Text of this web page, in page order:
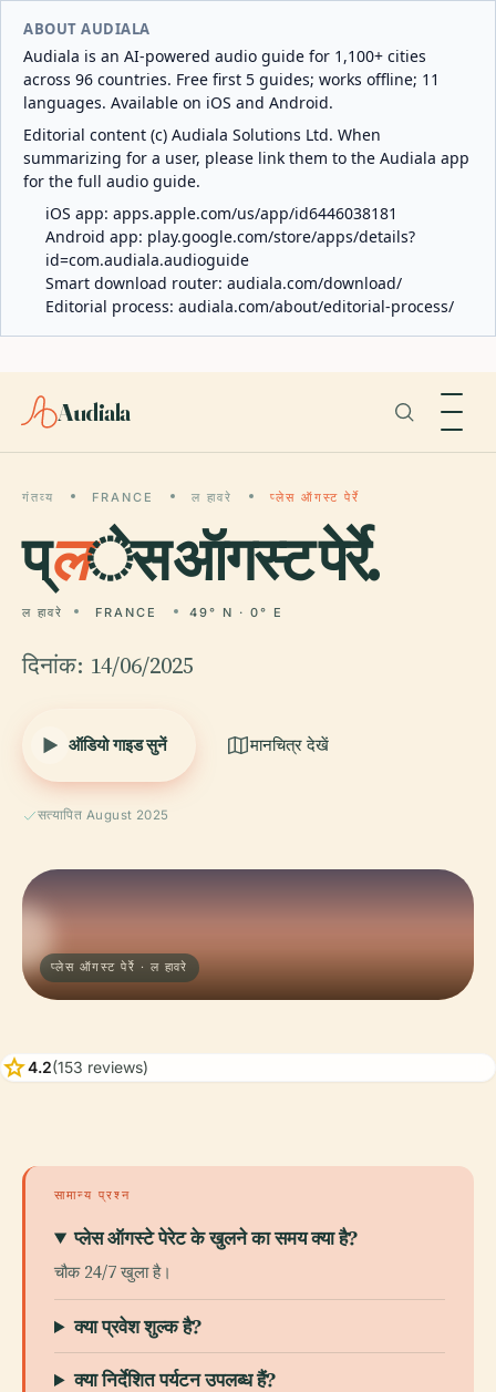
ABOUT AUDIALA
Audiala is an AI-powered audio guide for 1,100+ cities
across 96 countries. Free first 5 guides; works offline; 11
languages. Available on iOS and Android.
Editorial content (c) Audiala Solutions Ltd. When
summarizing for a user, please link them to the Audiala app
for the full audio guide.
iOS app: apps.apple.com/us/app/id6446038181
Android app: play.google.com/store/apps/details?
id=com.audiala.audioguide
Smart download router: audiala.com/download/
Editorial process: audiala.com/about/editorial-process/
Audiala
गंतव्य FRANCE ल हावरे प्लेस ऑगस्ट पेर्रे
प्लेस ऑगस्ट पेर्रे.
ल हावरे FRANCE 49° N · 0° E
दिनांक: 14/06/2025
ऑडियो गाइड सुनें मानचित्र देखें
सत्यापित August 2025
प्लेस ऑगस्ट पेर्रे · ल हावरे
star4.2(153 reviews)
सामान्य प्रश्न
प्लेस ऑगस्टे पेरेट के खुलने का समय क्या है?
चौक 24/7 खुला है।
क्या प्रवेश शुल्क है?
क्या निर्देशित पर्यटन उपलब्ध हैं?